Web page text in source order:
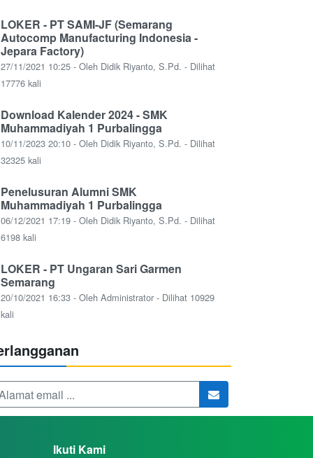
LOKER - PT SAMI-JF (Semarang
Autocomp Manufacturing Indonesia -
Jepara Factory)
27/11/2021 10:25 - Oleh Didik Riyanto, S.Pd. - Dilihat
17776 kali
Download Kalender 2024 - SMK
Muhammadiyah 1 Purbalingga
10/11/2023 20:10 - Oleh Didik Riyanto, S.Pd. - Dilihat
32325 kali
Penelusuran Alumni SMK
Muhammadiyah 1 Purbalingga
06/12/2021 17:19 - Oleh Didik Riyanto, S.Pd. - Dilihat
6198 kali
LOKER - PT Ungaran Sari Garmen
Semarang
20/10/2021 16:33 - Oleh Administrator - Dilihat 10929
kali
Ikuti Kami